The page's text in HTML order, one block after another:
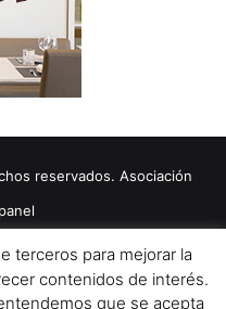
reservados. Asociación
de privacidad
Aviso Legal
2024
terceros para mejorar la
contenidos de interés.
que se acepta